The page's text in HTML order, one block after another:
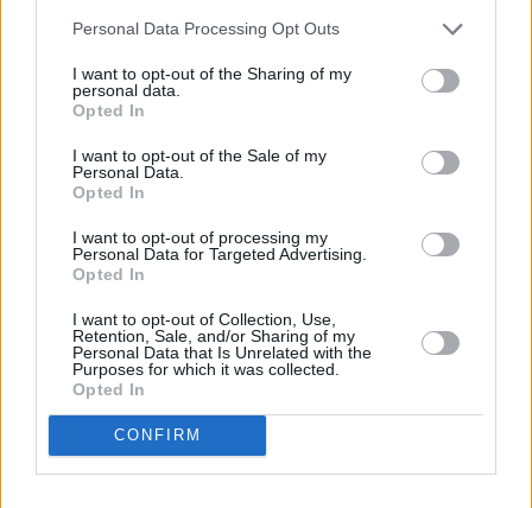
Personal Data Processing Opt Outs
I want to opt-out of the Sharing of my
personal data.
Opted In
I want to opt-out of the Sale of my
Personal Data.
Opted In
I want to opt-out of processing my
Personal Data for Targeted Advertising.
Opted In
I want to opt-out of Collection, Use,
Retention, Sale, and/or Sharing of my
Personal Data that Is Unrelated with the
Purposes for which it was collected.
Opted In
CONFIRM